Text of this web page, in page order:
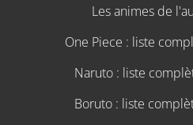
Les animes de
One Piece : liste
Naruto : liste
Boruto : liste